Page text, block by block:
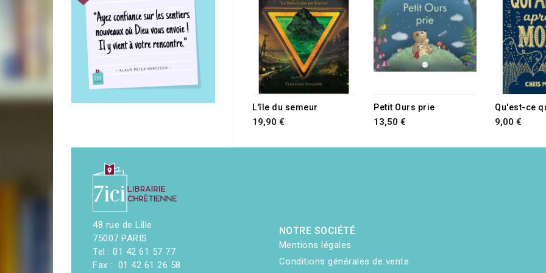
L'île du semeur
19,90 €
Petit Ours prie
13,50 € 9,00 €
48 rue de Lille
75007 PARIS
Tel : 01 42 61 57 77
Fax : 01 42 61 26 58
NOTRE SOCIÉTÉ
Mentions légales
Conditions générales de vente